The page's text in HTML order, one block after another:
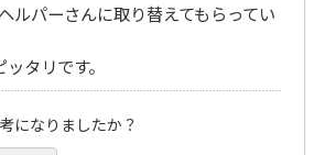
ルパーさんに取り替えてもらってい
タリです。
になりましたか？